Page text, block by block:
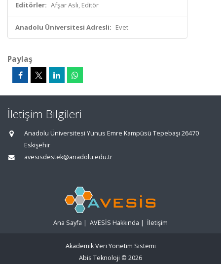
Editörler: Afşar Aslı, Editör
Anadolu Üniversitesi Adresli: Evet
Paylaş
İletişim Bilgileri
Anadolu Üniversitesi Yunus Emre Kampüsü Tepebaşı 26470
Eskişehir
avesisdestek@anadolu.edu.tr
Ana Sayfa | AVESİS Hakkında | İletişim
Akademik Veri Yönetim Sistemi
Abis Teknoloji © 2026